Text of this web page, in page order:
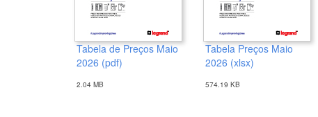
Tabela de Preços Maio
2026 (pdf)
2.04 MB
Tabela Preços Maio
2026 (xlsx)
574.19 KB